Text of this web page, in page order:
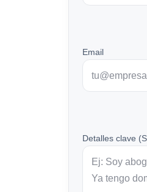
Email
Detalles clave